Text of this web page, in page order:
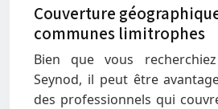
Couverture
communes limitrophes
Bien que vous
Seynod, il peut être
des professionnels qui